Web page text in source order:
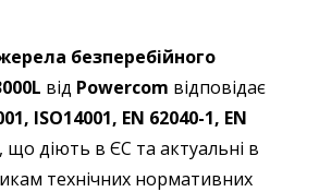
безперебійного
від Powercom відповідає
ISO14001, EN 62040-1, EN
, що діють в ЄС та актуальні в
технічних нормативних